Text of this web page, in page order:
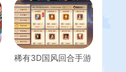
Linux手工服务端+安
卓苹果双端+GM后台
+详细搭建教程+源码
稀有3D国风回合手游